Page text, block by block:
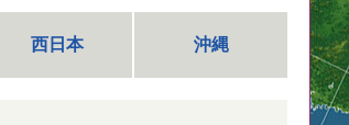
西日本 沖縄